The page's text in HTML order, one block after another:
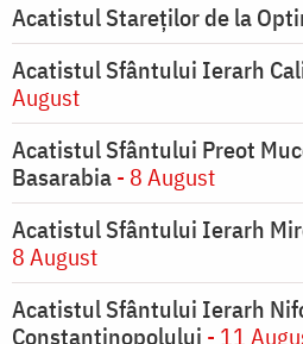
Acatistul Stareţilor de la
Acatistul Sfântului Ierarh
August
Acatistul Sfântului Preot
Basarabia- 8 August
Acatistul Sfântului Ierarh
8 August
Acatistul Sfântului Ierarh
Constantinopolului - 11